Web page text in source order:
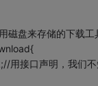
磁盘来存储的下载工
用接口声明，我们